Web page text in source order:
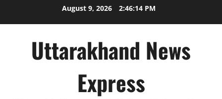
August 9, 2026 2:46:14 PM
Uttarakhand News
Express